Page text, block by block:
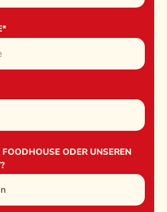
ODER UNSEREN